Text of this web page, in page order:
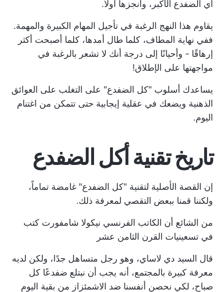
أي الضفدع الأكبر، وأنجزها أولًا.
يقاوم هذا النهج الرغبة في تأجيل المهام الكبيرة والمهمة.
ففي نهاية المطاف، كلما طال أمدها، كلما أصبحت أكثر
إرهاقًا - وأحيانًا إلى درجة أنك لا تشعر بالرغبة في
مواجهتها على الإطلاق!
يساعدك أسلوب "كل الضفدع" على التغلب على العوائق
الذهنية ويضعك في عقلية إيجابية حتى تتمكن من اغتنام
اليوم.
تاريخ تقنية أكل الضفدع
إن القصة الأصلية لتقنية "كل الضفدع" غامضة تماماً،
ولكننا قمنا ببعض التقصي لمعرفة ذلك.
من الشائع أن الكاتب الفرنسي نيكولا شامفورت كتب
في تسعينيات القرن الثامن عشر
قال السيد دي لاساي، وهو رجل متساهل جدًا، ولكن لديه
معرفة كبيرة بالمجتمع، أنه يجب أن نبتلع ضفدعًا كل
صباح، لكي نحصن أنفسنا ضد الاشمئزاز من بقية اليوم